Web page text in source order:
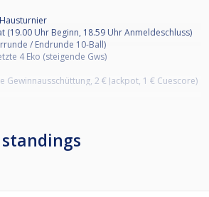
(19.00 Uhr Beginn, 18.59 Uhr Anmeldeschluss)
/ Endrunde 10-Ball)
4 Eko (steigende Gws)
Gewinnausschüttung, 2 € Jackpot, 1 € Cuescore)
(1. Platz 50 % / 2. Platz 30 % / 3. Platz 20 %)